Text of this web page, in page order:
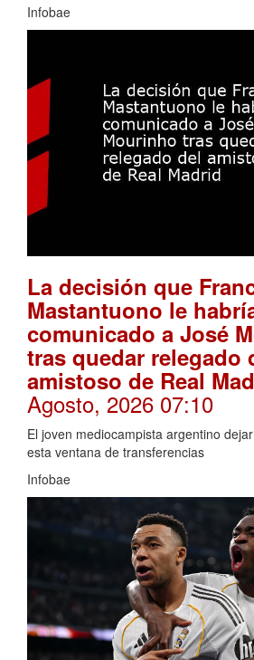
Infobae
La decisión que
Mastantuono le
comunicado a José
tras quedar relegado
amistoso de Real
Agosto, 2026 07:10
El joven mediocampista argentino
esta ventana de transferencias
Infobae